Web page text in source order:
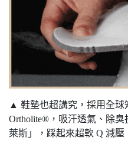
▲ 鞋墊也超講究，採用全球
Ortholite®，吸汗透氣、除
萊斯」，踩起來超軟 Q 減壓